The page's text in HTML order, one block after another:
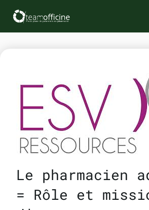
Le pharmacien
= Rôle et